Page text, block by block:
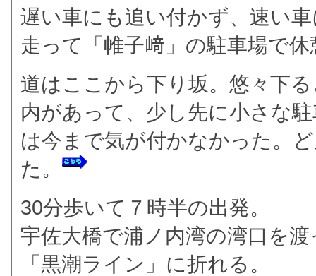
遅い車にも追い付かず、速い
走って「帷子﨑」の駐車場で
道はここから下り坂。悠々下
内があって、少し先に小さな
は今まで気が付かなかった。
た。
30分歩いて７時半の出発。
宇佐大橋で浦ノ内湾の湾口を
「黒潮ライン」に折れる。